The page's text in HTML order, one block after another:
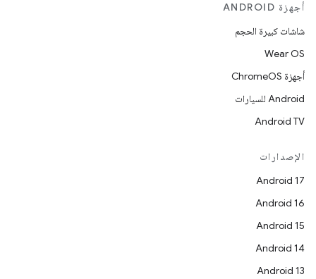
أجهزة ANDROID
شاشات كبيرة الحجم
Wear OS
أجهزة ChromeOS
Android للسيارات
Android TV
الإصدارات
Android 17
Android 16
Android 15
Android 14
Android 13